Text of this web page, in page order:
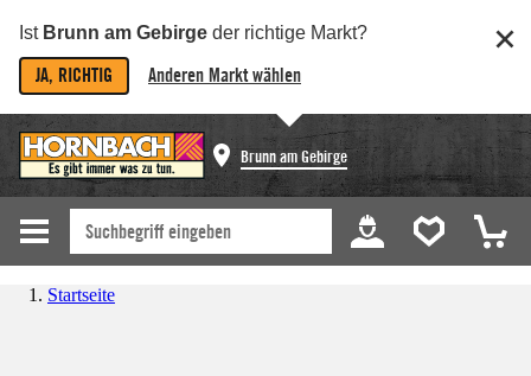
Ist Brunn am Gebirge der richtige Markt?
JA, RICHTIG Anderen Markt wählen
Brunn am Gebirge
Startseite